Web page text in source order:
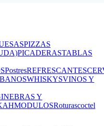
PIZZAS
PICADERASTABLAS
PostresREFRESCANTES
WHISKYSVINOS Y
Y
MODULOSRoturascoctel